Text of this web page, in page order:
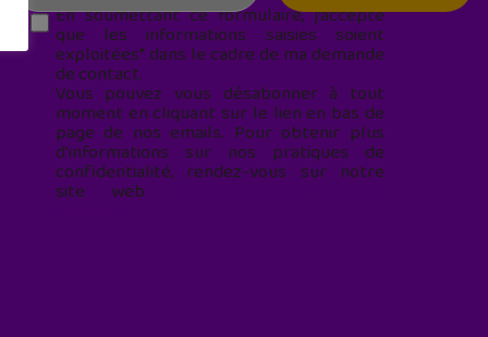
En soumettant ce formulaire, j’accepte
que les informations saisies soient
exploitées* dans le cadre de ma demande
de contact.
Vous pouvez vous désabonner à tout
moment en cliquant sur le lien en bas de
page de nos emails. Pour obtenir plus
d'informations sur nos pratiques de
confidentialité, rendez-vous sur notre
site web